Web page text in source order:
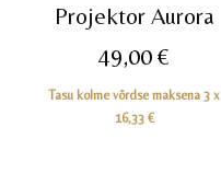
Projektor Aurora
49,00€
Tasu kolme võrdse maksena 3 x
16,33 €